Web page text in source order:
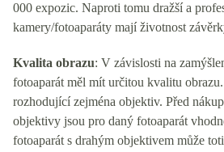
000 expozic. Naproti tomu dražší a
kamery/fotoaparáty mají životnost
Kvalita obrazu: V závislosti na
fotoaparát měl mít určitou kvalitu
rozhodující zejména objektiv. Před
objektivy jsou pro daný fotoaparát
fotoaparát s drahým objektivem může